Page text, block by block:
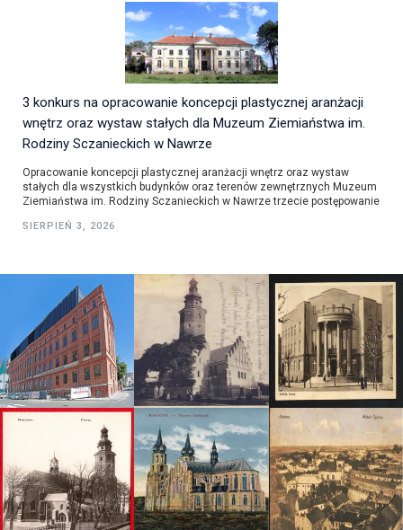
3 konkurs na opracowanie koncepcji plastycznej aranżacji
wnętrz oraz wystaw stałych dla Muzeum Ziemiaństwa im.
Rodziny Sczanieckich w Nawrze
Opracowanie koncepcji plastycznej aranżacji wnętrz oraz wystaw
stałych dla wszystkich budynków oraz terenów zewnętrznych Muzeum
Ziemiaństwa im. Rodziny Sczanieckich w Nawrze trzecie postępowanie
SIERPIEŃ 3, 2026